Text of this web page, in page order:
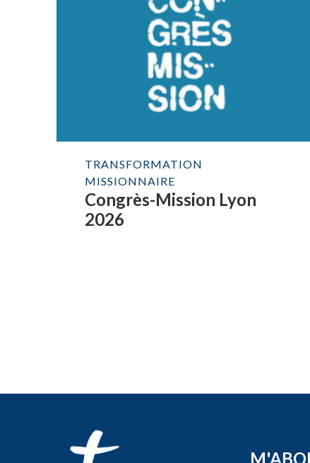
TRANSFORMATION
MISSIONNAIRE
Congrès-Mission Lyon
2026